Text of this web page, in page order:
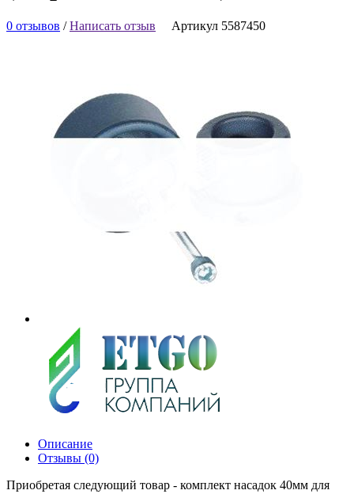
0 отзывов /Написать отзыв Артикул 5587450
Описание
Отзывы (0)
Приобретая следующий товар - комплект насадок 40мм для